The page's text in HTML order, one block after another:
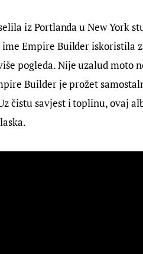
iz Portlanda u New York
Empire Builder iskoristila
pogleda. Nije uzalud moto
Builder je prožet
čistu savjest i toplinu, ovaj